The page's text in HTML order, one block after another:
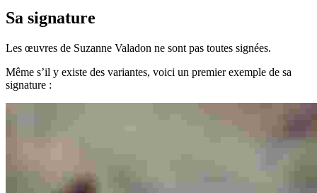
Sa signature
Les œuvres de Suzanne Valadon ne sont pas toutes signées.
Même s’il y existe des variantes, voici un premier exemple de sa
signature :